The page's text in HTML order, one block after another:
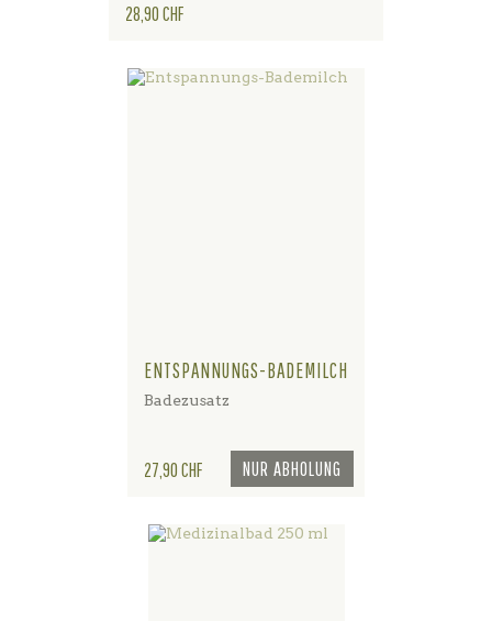
Preis
28,90 CHF
ENTSPANNUNGS-BADEMILCH
Badezusatz
NUR ABHOLUNG
Preis
27,90 CHF